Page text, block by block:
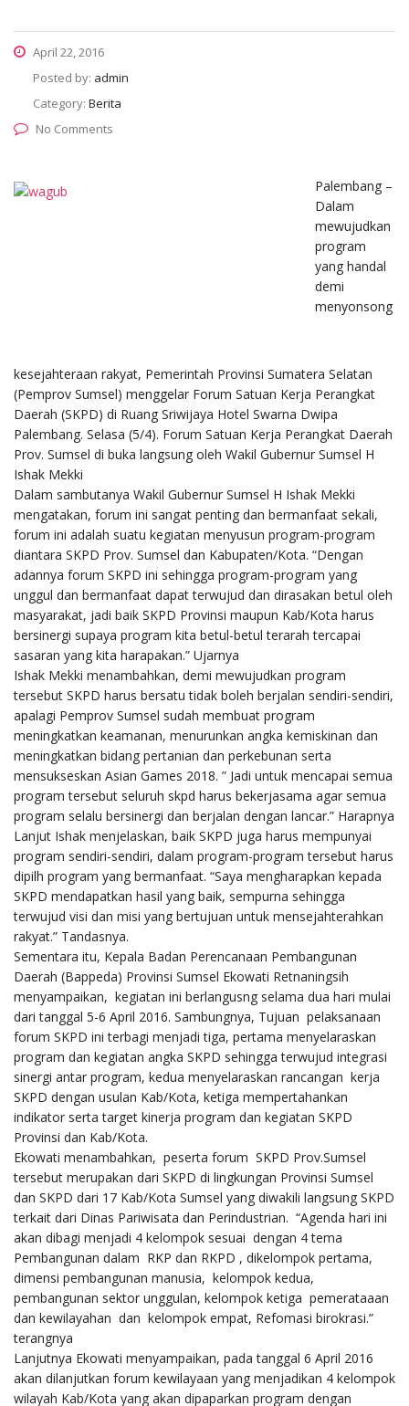
April 22, 2016
Posted by: admin
Category: Berita
No Comments
Palembang –
Dalam
mewujudkan
program
yang handal
demi
menyonsong
kesejahteraan rakyat, Pemerintah Provinsi Sumatera Selatan
(Pemprov Sumsel) menggelar Forum Satuan Kerja Perangkat
Daerah (SKPD) di Ruang Sriwijaya Hotel Swarna Dwipa
Palembang. Selasa (5/4). Forum Satuan Kerja Perangkat Daerah
Prov. Sumsel di buka langsung oleh Wakil Gubernur Sumsel H
Ishak Mekki
Dalam sambutanya Wakil Gubernur Sumsel H Ishak Mekki
mengatakan, forum ini sangat penting dan bermanfaat sekali,
forum ini adalah suatu kegiatan menyusun program-program
diantara SKPD Prov. Sumsel dan Kabupaten/Kota. “Dengan
adannya forum SKPD ini sehingga program-program yang
unggul dan bermanfaat dapat terwujud dan dirasakan betul oleh
masyarakat, jadi baik SKPD Provinsi maupun Kab/Kota harus
bersinergi supaya program kita betul-betul terarah tercapai
sasaran yang kita harapakan.” Ujarnya
Ishak Mekki menambahkan, demi mewujudkan program
tersebut SKPD harus bersatu tidak boleh berjalan sendiri-sendiri,
apalagi Pemprov Sumsel sudah membuat program
meningkatkan keamanan, menurunkan angka kemiskinan dan
meningkatkan bidang pertanian dan perkebunan serta
mensukseskan Asian Games 2018. ” Jadi untuk mencapai semua
program tersebut seluruh skpd harus bekerjasama agar semua
program selalu bersinergi dan berjalan dengan lancar.” Harapnya
Lanjut Ishak menjelaskan, baik SKPD juga harus mempunyai
program sendiri-sendiri, dalam program-program tersebut harus
dipilh program yang bermanfaat. “Saya mengharapkan kepada
SKPD mendapatkan hasil yang baik, sempurna sehingga
terwujud visi dan misi yang bertujuan untuk mensejahterahkan
rakyat.” Tandasnya.
Sementara itu, Kepala Badan Perencanaan Pembangunan
Daerah (Bappeda) Provinsi Sumsel Ekowati Retnaningsih
menyampaikan, kegiatan ini berlangusng selama dua hari mulai
dari tanggal 5-6 April 2016. Sambungnya, Tujuan pelaksanaan
forum SKPD ini terbagi menjadi tiga, pertama menyelaraskan
program dan kegiatan angka SKPD sehingga terwujud integrasi
sinergi antar program, kedua menyelaraskan rancangan kerja
SKPD dengan usulan Kab/Kota, ketiga mempertahankan
indikator serta target kinerja program dan kegiatan SKPD
Provinsi dan Kab/Kota.
Ekowati menambahkan, peserta forum SKPD Prov.Sumsel
tersebut merupakan dari SKPD di lingkungan Provinsi Sumsel
dan SKPD dari 17 Kab/Kota Sumsel yang diwakili langsung SKPD
terkait dari Dinas Pariwisata dan Perindustrian. “Agenda hari ini
akan dibagi menjadi 4 kelompok sesuai dengan 4 tema
Pembangunan dalam RKP dan RKPD , dikelompok pertama,
dimensi pembangunan manusia, kelompok kedua,
pembangunan sektor unggulan, kelompok ketiga pemerataaan
dan kewilayahan dan kelompok empat, Refomasi birokrasi.”
terangnya
Lanjutnya Ekowati menyampaikan, pada tanggal 6 April 2016
akan dilanjutkan forum kewilayaan yang menjadikan 4 kelompok
wilayah Kab/Kota yang akan dipaparkan program dengan